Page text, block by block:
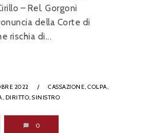
– Rel. Gorgoni
della Corte di
rischia di...
2022 / CASSAZIONE, COLPA,
DIRITTO, SINISTRO
0